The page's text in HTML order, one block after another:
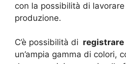
con la possibilità di
produzione.
C’è possibilità di registrare
un’ampia gamma di colori,